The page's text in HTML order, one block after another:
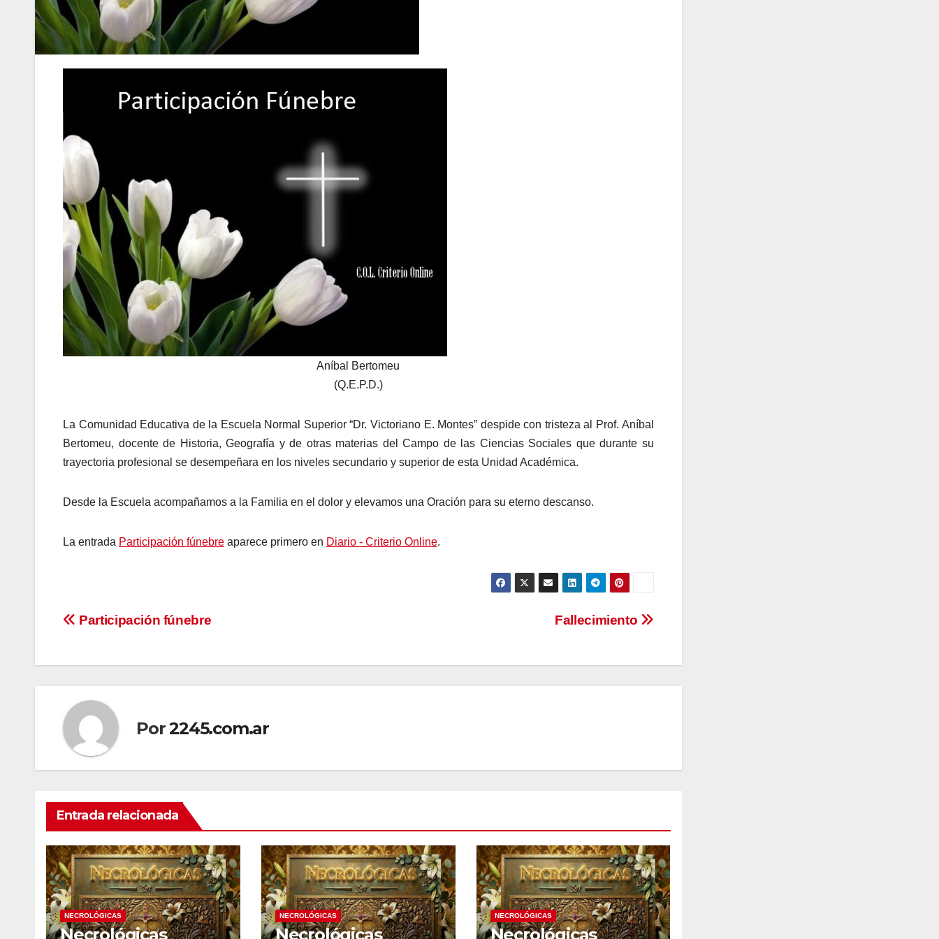
Aníbal Bertomeu
(Q.E.P.D.)
La Comunidad Educativa de la Escuela Normal Superior “Dr. Victoriano E. Montes” despide con tristeza al Prof. Aníbal
Bertomeu, docente de Historia, Geografía y de otras materias del Campo de las Ciencias Sociales que durante su
trayectoria profesional se desempeñara en los niveles secundario y superior de esta Unidad Académica.
Desde la Escuela acompañamos a la Familia en el dolor y elevamos una Oración para su eterno descanso.
La entrada Participación fúnebre aparece primero en Diario - Criterio Online.
Navegación
Fallecimiento
Participación fúnebre
Por2245.com.ar
Entrada relacionada
NECROLÓGICAS
Necrológicas
NECROLÓGICAS
Necrológicas
NECROLÓGICAS
Necrológicas